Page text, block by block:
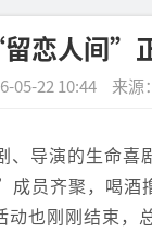
恋人间”
05-22 10:44 来源
、导演的生命
员齐聚，喝
也刚刚结束